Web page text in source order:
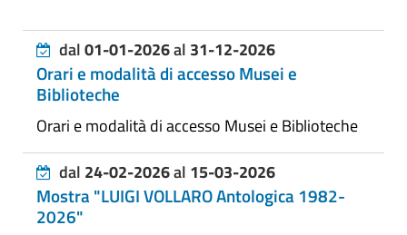
dal01-01-2026al 31-12-2026
Orari e modalità di accesso Musei e
Biblioteche
Orari e modalità di accesso Musei e Biblioteche
dal 24-02-2026al 15-03-2026
Mostra "LUIGI VOLLARO Antologica 1982-
2026"